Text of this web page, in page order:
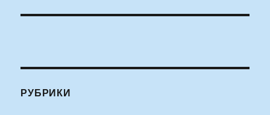
РУБРИКИ